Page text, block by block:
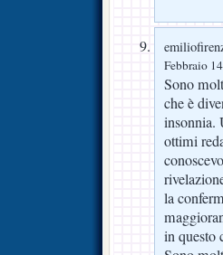
Febbraio
Sono
che è
insonnia.
ottimi
la
in questo